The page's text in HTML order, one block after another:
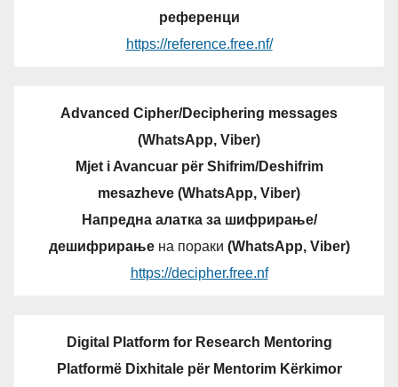
референци
https://reference.free.nf/
Advanced Cipher/Deciphering messages
(WhatsApp, Viber)
Mjet i Avancuar për Shifrim/Deshifrim
mesazheve (WhatsApp, Viber)
Напредна алатка за шифрирање/
дешифрирањена пораки (WhatsApp, Viber)
https://decipher.free.nf
Digital Platform for Research Mentoring
Platformë Dixhitale për Mentorim Kërkimor